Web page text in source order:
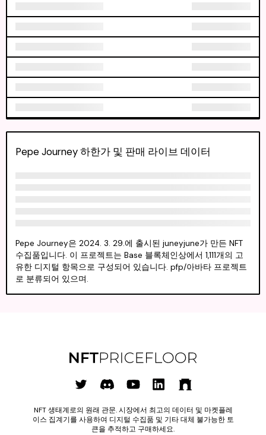
Pepe Journey 하한가 및 판매 라이브 데이터
Pepe Journey은 2024. 3. 29.에 출시된 juneyjune가 만든 NFT
수집품입니다. 이 프로젝트는 Base 블록체인상에서 1,111개의 고
유한 디지털 항목으로 구성되어 있습니다. pfp/아바타 프로젝트
로 분류되어 있으며.
NFT 생태계로의 원래 관문. 시장에서 최고의 데이터 및 마켓플레
이스 집계기를 사용하여 디지털 수집품 및 기타 대체 불가능한 토
큰을 추적하고 구매하세요.